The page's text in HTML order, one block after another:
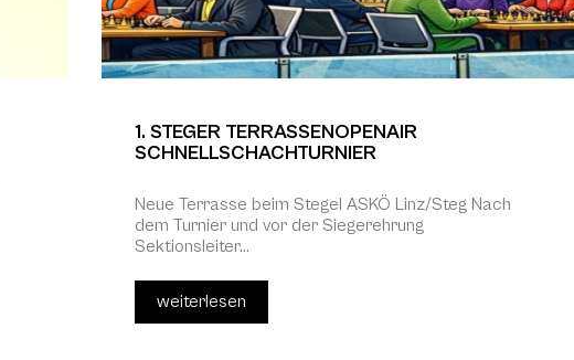
1. STEGER TERRASSENOPENAIR
SCHNELLSCHACHTURNIER
Neue Terrasse beim Stegel ASKÖ Linz/Steg Nach
dem Turnier und vor der Siegerehrung
Sektionsleiter...
weiterlesen